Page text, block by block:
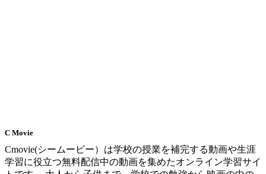
C Movie
Cmovie(シームービー）は学校の授業を補完する動画や生涯
学習に役立つ無料配信中の動画を集めたオンライン学習サイ